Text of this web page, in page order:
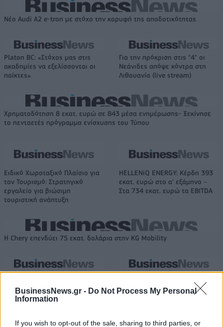
BusinessNews.gr - Do Not Process My Personal
Information
If you wish to opt-out of the sale, sharing to third parties, or
Νέο Audi A2 e-tron με στόχο την κορυφή της αποδοτικότητας
Platon BC: «Στόχος μας στις
ακαδημίες να εξελίσσονται οι
παίκτες»
Για την πρόκριση στις "4" οι
Νεάνιδες απόψε κόντρα στη
Λιθουανία (live stream)
Χρηματοδότηση 8 εκατ. ευρώ σε 843 μέσα ενημέρωσης- Ξεκίνησε
το πενταετές πρόγραμμα ενίσχυσης του Τύπου
Ειδικό Χωροταξικό Πλαίσιο για
τον Τουρισμό: Στρατηγικό
εργαλείο για βιώσιμη
τουριστική ανάπτυξη
HELLENiQ ENERGY: Κέρδη 393
εκατ. ευρώ στο α' εξάμηνο –
Στα 734 εκατ. ευρώ τα EBITDA
Η Chery επενδύει 75 εκατ. δολάρια στην KG Mobility
συνεχίζουν μαζί: Ανανέωση της
συνεργασίας τους μέχρι το